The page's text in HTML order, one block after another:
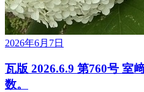
2026年6月7日
瓦版 2026.6.9 第760号 室
数。